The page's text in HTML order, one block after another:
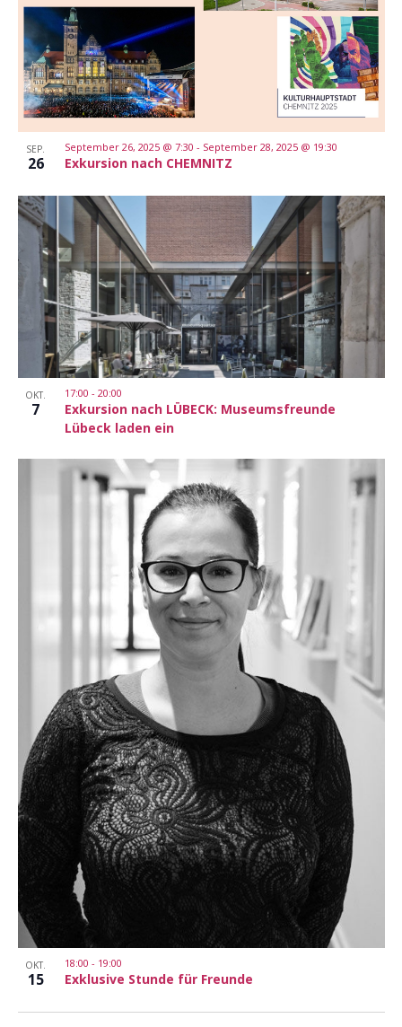
SEP.
26 Exkursion nach CHEMNITZ
September 26, 2025 @ 7:30 - September 28, 2025 @ 19:30
OKT.
7
Exkursion nach LÜBECK: Museumsfreunde
Lübeck laden ein
17:00 - 20:00
OKT.
15 Exklusive Stunde für Freunde
18:00 - 19:00